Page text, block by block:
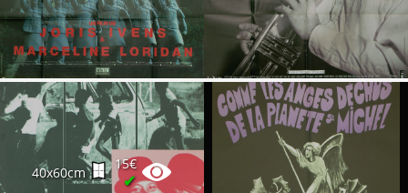
40x60cm
15€
✔